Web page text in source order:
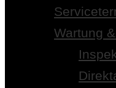
Wartung